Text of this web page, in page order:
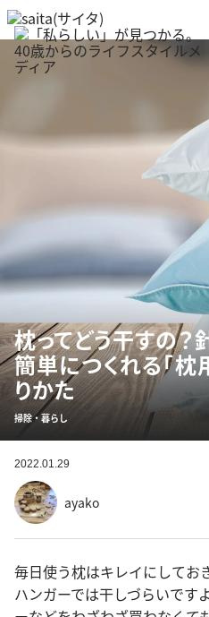
枕ってどう干すの
簡単につくれる「枕
りかた
掃除・暮らし
2022.01.29
ayako
毎日使う枕はキレイにしてお
ハンガーでは干しづらいで